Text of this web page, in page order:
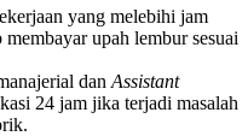
yang melebihi jam
upah lembur sesuai
dan Assistant
24 jam jika terjadi masalah